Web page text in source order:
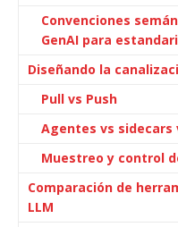
Convenciones
GenAI para
Diseñando la
Pull vs Push
Agentes vs
Muestreo y control
Comparación de
LLM